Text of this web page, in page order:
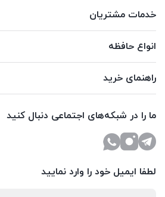
خدمات مشتریان
انواع حافظه
راهنمای خرید
ما را در شبکه‌های اجتماعی دنبال کنید
لطفا ایمیل خود را وارد نمایید